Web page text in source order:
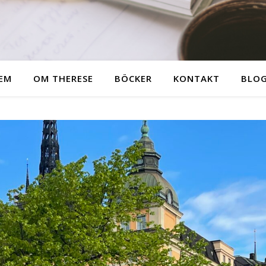
OM THERESE BÖCKER KONTAKT